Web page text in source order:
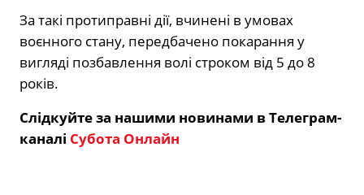
За такі протиправні дії, вчинені в умовах
воєнного стану, передбачено покарання у
вигляді позбавлення волі строком від 5 до 8
років.
Слідкуйте за нашими новинами в Телеграм-
каналі Субота Онлайн